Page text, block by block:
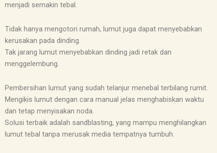
menjadi semakin tebal.
Tidak hanya mengotori rumah, lumut juga dapat menyebabkan
kerusakan pada dinding.
Tak jarang lumut menyebabkan dinding jadi retak dan
menggelembung.
Pembersihan lumut yang sudah telanjur menebal terbilang rumit.
Mengikis lumut dengan cara manual jelas menghabiskan waktu
dan tetap menyisakan noda.
Solusi terbaik adalah sandblasting, yang mampu menghilangkan
lumut tebal tanpa merusak media tempatnya tumbuh.